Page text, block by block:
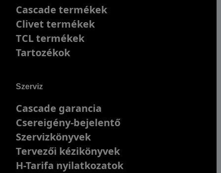
Cascade termékek
Clivet termékek
TCL termékek
Tartozékok
Szerviz
Cascade garancia
Csereigény-bejelentő
Szervizkönyvek
Tervezői kézikönyvek
H-Tarifa nyilatkozatok